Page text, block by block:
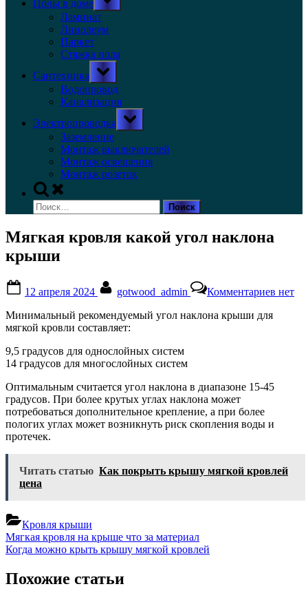
Полы в доме
sub-
menu
Ламинат
Линолеум
Паркет
Стяжка пола
Сантехника
Toggle
sub-
menu
Водопровод
Канализация
Электропроводка
Toggle
sub-
Заземление
Монтаж выключателей
Монтаж освещения
Монтаж розеток
Toggle
search
form
Найти:
Мягкая кровля какой угол наклона
крыши
on
12 апреля 2024 gotwood_admin Комментариевзаписи
нет
Минимальный рекомендуемый угол наклона крыши для
мягкой кровли составляет:
9,5 градусов для однослойных систем
14 градусов для многослойных систем
Оптимальным считается угол наклона в диапазоне 15-45
градусов. При более крутых углах наклона может
потребоваться дополнительное крепление, а при более
пологих углах может возникнуть риск скопления воды и
протечек.
Читать статью Как покрыть крышу мягкой кровлей
цена
Кровля крыши
Навигация
по
записям
Previous
Post:
Мягкая кровля на крыше что за материал
Next
Когда можно крыть крышу мягкой кровлей
Похожие статьи